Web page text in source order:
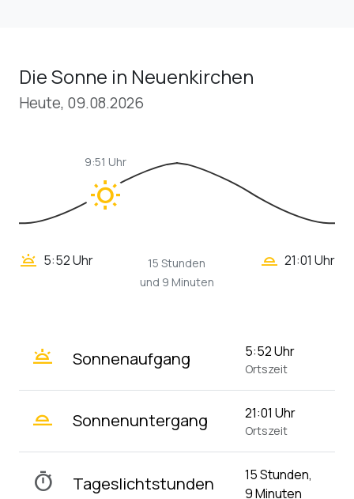
Die Sonne in Neuenkirchen
Heute, 09.08.2026
wb_sunny
9:51 Uhr
wb_twilight 5:52 Uhr
15 Stunden
und 9 Minuten
wb_twilight_2 21:01 Uhr
wb_twilight Sonnenaufgang 5:52 Uhr
Ortszeit
wb_twilight_2 Sonnenuntergang 21:01 Uhr
Ortszeit
timer Tageslichtstunden
15 Stunden,
9 Minuten